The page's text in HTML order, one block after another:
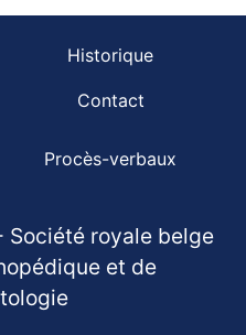
Historique
Contact
Procès-verbaux
royale belge
et de